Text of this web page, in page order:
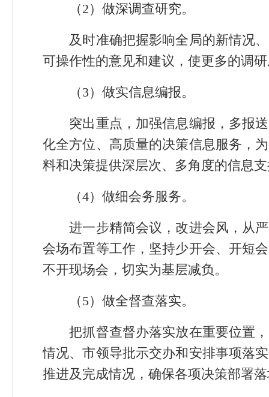
（2）做深调查研究。
及时准确把握影响全局的新情况、
可操作性的意见和建议，使更多的调
（3）做实信息编报。
突出重点，加强信息编报，多报送
化全方位、高质量的决策信息服务，
料和决策提供深层次、多角度的信息
（4）做细会务服务。
进一步精简会议，改进会风，从严
会场布置等工作，坚持少开会、开短
不开现场会，切实为基层减负。
（5）做全督查落实。
把抓督查督办落实放在重要位置，
情况、市领导批示交办和安排事项落
推进及完成情况，确保各项决策部署